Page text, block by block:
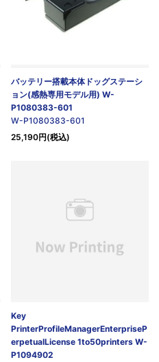
バッテリー搭載本体ドッグステーシ
ョン(感熱専用モデル用) W-
P1080383-601
W-P1080383-601
25,190円(税込)
Key
PrinterProfileManagerEnterpriseP
erpetualLicense 1to50printers W-
P1094902